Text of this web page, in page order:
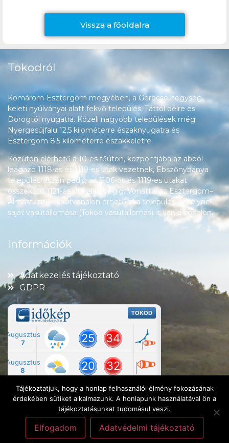
Vissza a főoldalra
Tokodról
Komárom-Esztergom megyében, a Gerecse hegység
keleti nyúlványai alatt fekvő település, Táttól délre és
Dorogtól nyugatra. Közeli nagyobb települések még
Nyergesújfalu 12,5 kilométerre északnyugatra és
Esztergom 8,5 kilométerre északkeletre.
Közúton elérhető a 10-es főúton, központjába az abból
leágazó 1118-as és 1119-es utak vezetnek, Ebszőnybánya
településrészén pedig az 1106-os és 1119-es utakat
összekötő 1121-es út halad végig. Vonattal az Esztergom–
Almásfüzitő-vasútvonalon érhető el a település, amelynek
saját vasútállomása (Tokod vasútállomás) is van a vonalon.
Információk
Adatkezelés tájékoztató
GDPR
Tájékoztatjuk, hogy a honlap felhasználói élmény fokozásának
érdekében sütiket alkalmazunk. A honlapunk használatával ön a
tájékoztatásunkat tudomásul veszi.
Elfogadom Adatvédelmi tájékoztató